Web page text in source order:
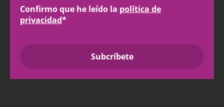
Confirmo que he leído la política de
privacidad*